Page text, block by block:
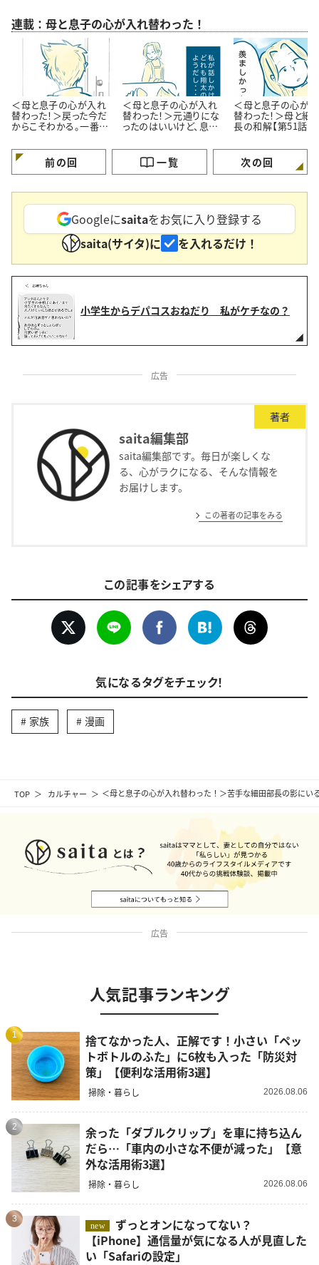
TOP カルチャー ＜母と息子の心が入れ替わった！＞苦手な細田部長の影にい
連載：母と息子の心が入れ替わった！
＜母と息子の心が入れ
替わった！＞戻った今だ
からこそわかる。一番大
話】
＜母と息子の心が入れ
替わった！＞元通りにな
ったのはいいけど、息子
話まんが】
＜母と息子の心が
替わった！＞母と細
長の和解【第51話ま
前の回 一覧 次の回
Googleにsaitaをお気に入り登録する
saita(サイタ)に
を入れるだけ！
小学生からデパコスおねだり 私がケチなの？
広告
著者
saita編集部
saita編集部です。毎日が楽しくな
る、心がラクになる、そんな情報を
お届けします。
この著者の記事をみる
この記事をシェアする
気になるタグをチェック！
家族 漫画
広告
人気記事ランキング
1
捨てなかった人、正解です！小さい「ペッ
トボトルのふた」に6枚も入った「防災対
策」【便利な活用術3選】
掃除・暮らし 2026.08.06
2
余った「ダブルクリップ」を車に持ち込ん
だら…「車内の小さな不便が減った」【意
外な活用術3選】
掃除・暮らし 2026.08.06
3
new
【iPhone】通信量が気になる人が見直した
い「Safariの設定」